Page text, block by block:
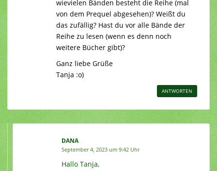
wievielen Bänden besteht die Reihe (mal
von dem Prequel abgesehen)? Weißt du
das zufällig? Hast du vor alle Bände der
Reihe zu lesen (wenn es denn noch
weitere Bücher gibt)?
Ganz liebe Grüße
Tanja :o)
ANTWORTEN
DANA
September 4, 2023 um 9:42 Uhr
Hallo Tanja,